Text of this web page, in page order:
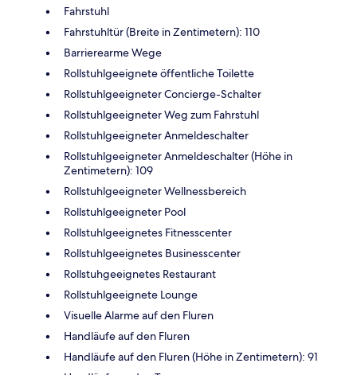
Fahrstuhl
Fahrstuhltür (Breite in Zentimetern): 110
Barrierearme Wege
Rollstuhlgeeignete öffentliche Toilette
Rollstuhlgeeigneter Concierge-Schalter
Rollstuhlgeeigneter Weg zum Fahrstuhl
Rollstuhlgeeigneter Anmeldeschalter
Rollstuhlgeeigneter Anmeldeschalter (Höhe in
Zentimetern): 109
Rollstuhlgeeigneter Wellnessbereich
Rollstuhlgeeigneter Pool
Rollstuhlgeeignetes Fitnesscenter
Rollstuhlgeeignetes Businesscenter
Rollstuhgeeignetes Restaurant
Rollstuhlgeeignete Lounge
Visuelle Alarme auf den Fluren
Handläufe auf den Fluren
Handläufe auf den Fluren (Höhe in Zentimetern): 91